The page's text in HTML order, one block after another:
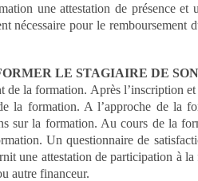
une attestation de présence et
nécessaire pour le remboursement
LE STAGIAIRE DE
la formation. Après l’inscription
la formation. A l’approche de la
sur la formation. Au cours de la
Un questionnaire de
une attestation de participation à
autre financeur.